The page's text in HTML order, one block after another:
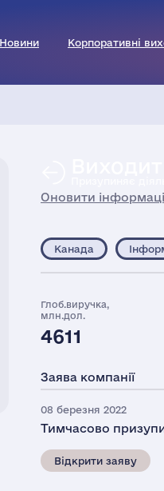
Новини Корпоративні
Оновити
Канада
Глоб.виручка,
млн.дол.
4611
Заява компанії
08 березня 2022
Тимчасово
Відкрити заяву